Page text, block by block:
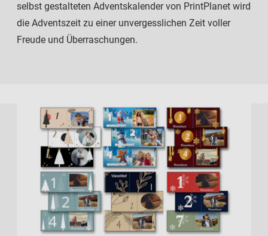
selbst gestalteten Adventskalender von PrintPlanet wird
die Adventszeit zu einer unvergesslichen Zeit voller
Freude und Überraschungen.